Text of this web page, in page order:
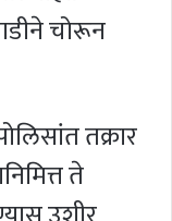
चोरून
तक्रार
ते